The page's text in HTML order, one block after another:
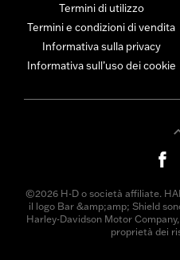
Termini di utilizzo
Termini e condizioni di vendita
Informativa sulla privacy
Informativa sull’uso dei cookie
©2026 H-D o società affiliate.
il logo Bar &amp;amp; Shield
Harley-Davidson Motor
proprietà dei